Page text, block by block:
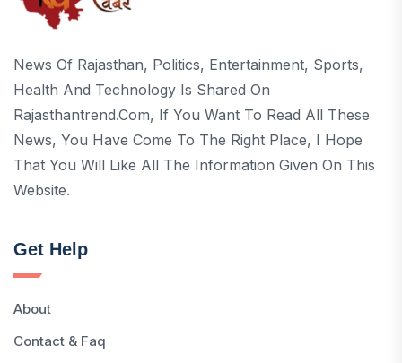
News Of Rajasthan, Politics, Entertainment, Sports,
Health And Technology Is Shared On
Rajasthantrend.com, If You Want To Read All These
News, You Have Come To The Right Place, I Hope
That You Will Like All The Information Given On This
Website.
Get Help
About
Contact & Faq